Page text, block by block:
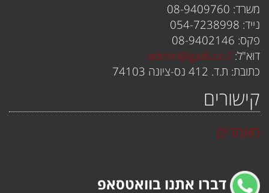
משרד: 08-9409760
נייד: 054-7238998
פקס: 08-9402146
דוא"ל: admin@gadi.co.il
כתובת: ת.ד. 412 נס-ציונה 74103
קישורים
מאמרים
דברו אתנו בוואטסאפ